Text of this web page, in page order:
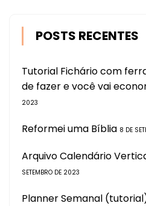
POSTS RECENTES
Tutorial Fichário com
de fazer e você vai
2023
Reformei uma Bíblia 8 DE
Arquivo Calendário
SETEMBRO DE 2023
Planner Semanal